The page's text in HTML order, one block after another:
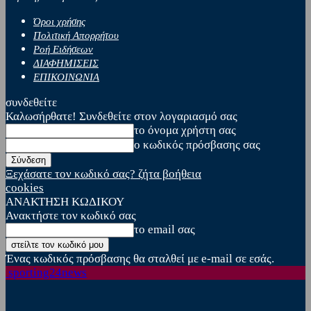
Όροι χρήσης
Πολιτική Απορρήτου
Ροή Ειδήσεων
ΔΙΑΦΗΜΙΣΕΙΣ
ΕΠΙΚΟΙΝΩΝΙΑ
συνδεθείτε
Καλωσήρθατε! Συνδεθείτε στον λογαριασμό σας
το όνομα χρήστη σας
ο κωδικός πρόσβασης σας
Ξεχάσατε τον κωδικό σας? ζήτα βοήθεια
cookies
ΑΝΑΚΤΗΣΗ ΚΩΔΙΚΟΥ
Ανακτήστε τον κωδικό σας
το email σας
Ένας κωδικός πρόσβασης θα σταλθεί με e-mail σε εσάς.
sporting24news